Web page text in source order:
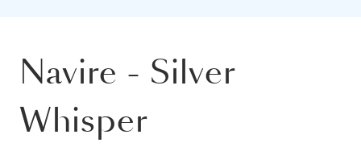
Navire - Silver
Whisper